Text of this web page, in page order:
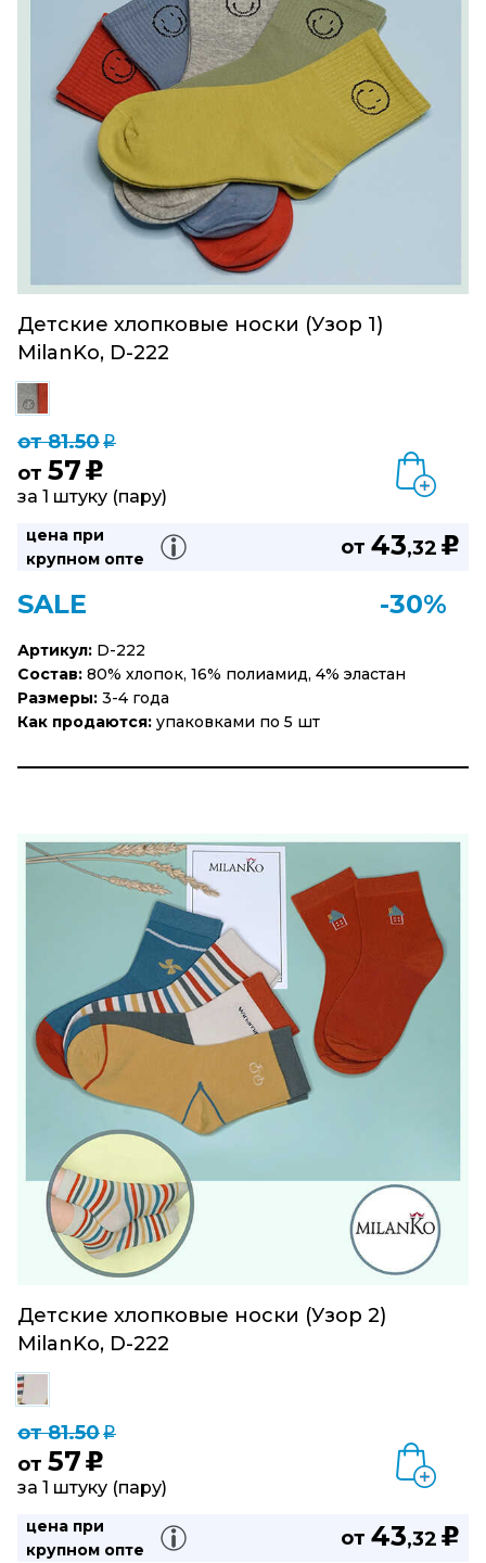
Детские хлопковые носки (Узор 1)
MilanKo, D-222
от 81.50q
от 57 u
за 1 штуку (пару)
цена при
крупном опте
от 43,32 u
SALE -30%
Артикул: D-222
Состав: 80% хлопок, 16% полиамид, 4% эластан
Размеры: 3-4 года
Как продаются: упаковками по 5 шт
Детские хлопковые носки (Узор 2)
MilanKo, D-222
от 81.50q
от 57 u
за 1 штуку (пару)
цена при
крупном опте
от 43,32 u